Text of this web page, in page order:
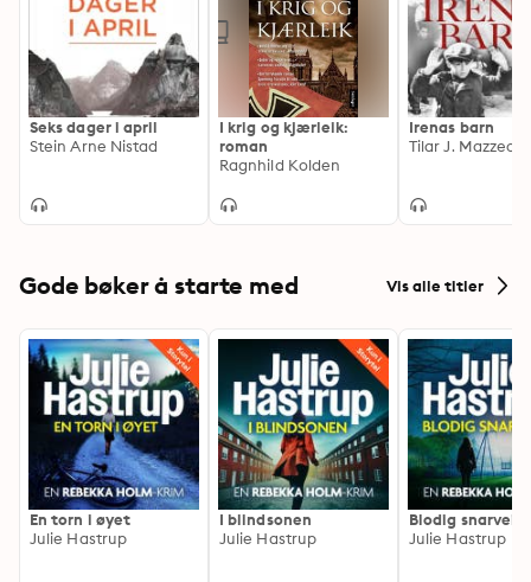
Seks dager i april
Stein Arne Nistad
I krig og kjærleik:
roman
Ragnhild Kolden
Irenas barn
Tilar J. Mazzeo
Gode bøker å starte med Vis alle titler
En torn i øyet
Julie Hastrup
I blindsonen
Julie Hastrup
Blodig snarvei
Julie Hastrup